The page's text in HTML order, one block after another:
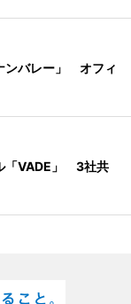
ンバレー」 オフィ
「VADE」 3社共